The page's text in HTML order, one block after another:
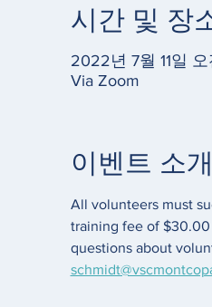
시간 및 장
2022년 7월 11일
Via Zoom
이벤트 소개
All volunteers must
training fee of
questions about